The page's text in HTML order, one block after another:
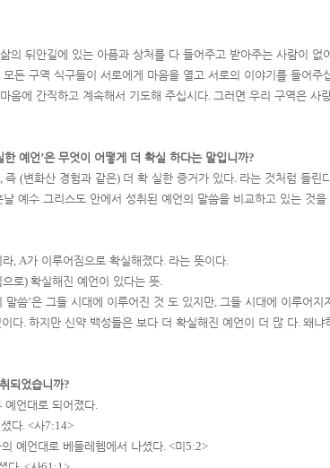
의 뒤안길에 있는 아픔과 상처를 다 들어주고 받아주는 사람이
. 모든 구역 식구들이 서로에게 마음을 열고 서로의 이야기를 들어주
음에 간직하고 계속해서 기도해 주십시다. 그러면 우리 구역은 사
한 예언’은 무엇이 어떻게 더 확실 하다는 말입니까?
, 즉 (변화산 경험과 같은) 더 확 실한 증거가 있다. 라는 것처럼 들린
예수 그리스도 안에서 성취된 예언의 말씀을 비교하고 있는 것
라, A가 이루어짐으로 확실해졌다. 라는 뜻이다.
으로) 확실해진 예언이 있다는 뜻.
말씀’은 그들 시대에 이루어진 것 도 있지만, 그들 시대에 이루어지
다. 하지만 신약 백성들은 보다 더 확실해진 예언이 더 많 다. 왜냐
되었습니까?
예언대로 되어졌다.
다. <사7:14>
예언대로 베들레헴에서 나셨다. <미 5:2>